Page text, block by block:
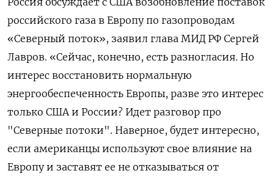
российского газа в Европу по газопроводам
«Северный поток», заявил глава МИД РФ Сергей
Лавров. «Сейчас, конечно, есть разногласия. Но
интерес восстановить нормальную
энергообеспеченность Европы, разве это интерес
только США и России? Идет разговор про
"Северные потоки". Наверное, будет интересно,
если американцы используют свое влияние на
Европу и заставят ее не отказываться от